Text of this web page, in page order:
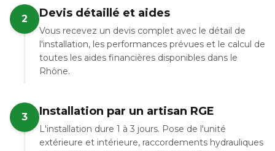
2 Devis détaillé et aides
Vous recevez un devis complet avec le détail de
l'installation, les performances prévues et le calcul de
toutes les aides financières disponibles dans le
Rhône.
3 Installation par un artisan RGE
L'installation dure 1 à 3 jours. Pose de l'unité
extérieure et intérieure, raccordements hydrauliques